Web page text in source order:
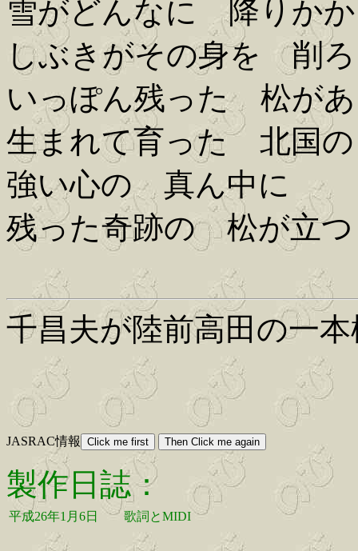
雪がどんなに 降りか
しぶきがその身を 削
いっぽん残った 松が
生まれて育った 北国の
強い心の 真ん中に
残った奇跡の 松が立つ
千昌夫が陸前高田の一
JASRAC情報
製作日誌：
平成26年1月6日 歌詞とMIDI